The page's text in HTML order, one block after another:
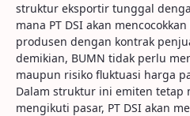
struktur eksportir tunggal
mana PT DSI akan
produsen dengan kontrak
demikian, BUMN tidak perlu
maupun risiko fluktuasi harga
Dalam struktur ini emiten tetap
mengikuti pasar, PT DSI akan